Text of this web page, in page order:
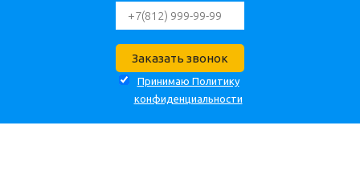
Принимаю Политику
конфиденциальности